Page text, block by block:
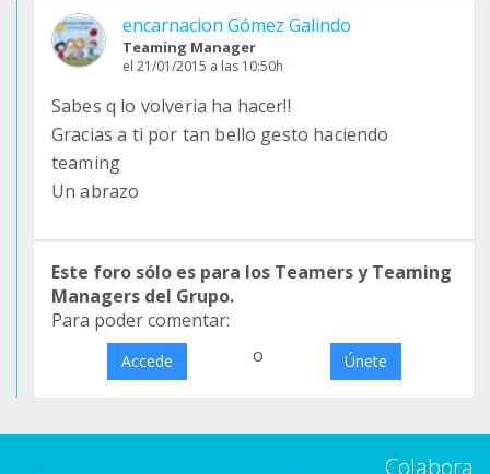
encarnacion Gómez Galindo
Teaming Manager
el 21/01/2015 a las 10:50h
Sabes q lo volveria ha hacer!!
Gracias a ti por tan bello gesto haciendo
teaming
Un abrazo
Este foro sólo es para los Teamers y Teaming
Managers del Grupo.
Para poder comentar:
Accede o Únete
Colabora